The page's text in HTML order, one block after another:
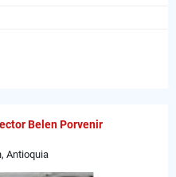
Belen Porvenir
Antioquia